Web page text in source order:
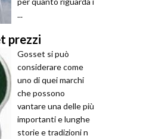
...
prezzi
Gosset si può
considerare come
uno di quei marchi
che possono
vantare una delle più
importanti e lunghe
storie e tradizioni n